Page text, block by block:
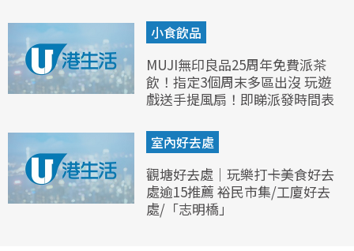
小食飲品
MUJI無印良品25周年免費派茶
飲！指定3個周末多區出沒 玩遊
戲送手提風扇！即睇派發時間表
室內好去處
觀塘好去處｜玩樂打卡美食好去
處逾15推薦 裕民市集/工廈好去
處/「志明橋」